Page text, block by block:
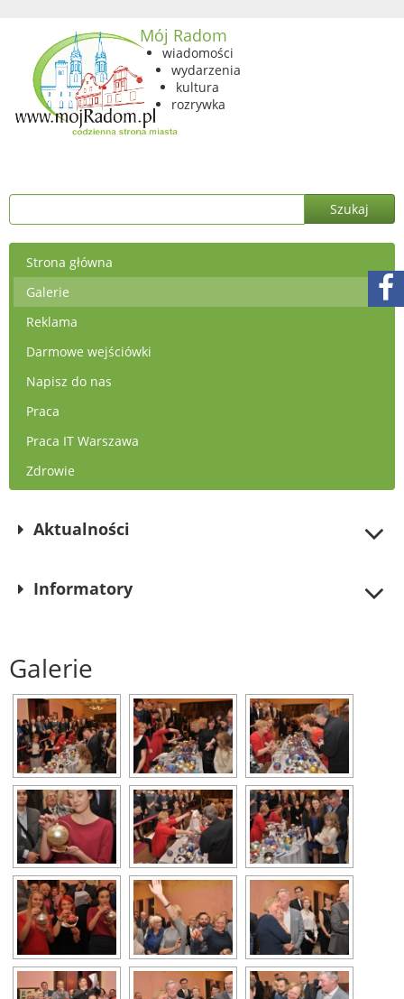
Mój Radom
wiadomości
wydarzenia
kultura
rozrywka
Strona główna
Galerie
Reklama
Darmowe wejściówki
Napisz do nas
Praca
Praca IT Warszawa
Zdrowie
Aktualności
Informatory
Galerie